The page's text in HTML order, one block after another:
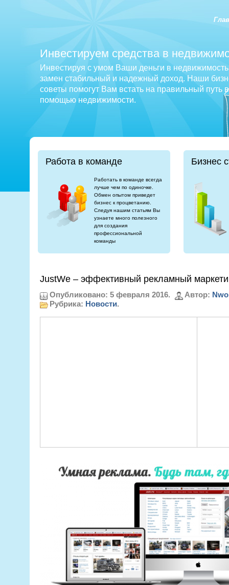
Инвестируем средства в
Инвестируя с умом Ваши деньги в
замен стабильный и надежный доход. Наши
советы помогут Вам встать на правильный путь
помощью недвижимости.
Работа в команде
Работать в команде всегда
лучше чем по одиночке.
Обмен опытом приведет
бизнес к процветанию.
Следуя нашим статьям Вы
узнаете много полезного
для создания
профессиональной
команды
Бизнес
JustWe – эффективный рекламный
Опубликовано: 5 февраля 2016. Автор:
Рубрика: Новости.